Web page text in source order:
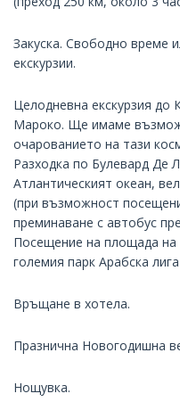
Закуска. Свободно време
екскурзии.
Целодневна екскурзия до
Мароко. Ще имаме
очарованието на тази
Разходка по Булевард Де
Атлантическият океан,
(при възможност
преминаване с автобус
Посещение на площада на
големия парк Арабска
Връщане в хотела.
Празнична Новогодишна
Нощувка.